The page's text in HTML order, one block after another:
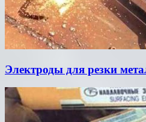
Электроды для резки